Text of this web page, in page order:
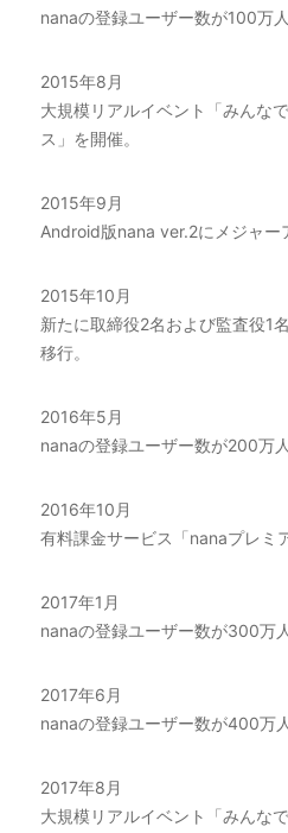
nanaの登録ユーザー数が100万人
2015年8月
大規模リアルイベント「みんな
ス」を開催。
2015年9月
Android版nana ver.2にメジャー
2015年10月
新たに取締役2名および監査役1
移行。
2016年5月
nanaの登録ユーザー数が200万人
2016年10月
有料課金サービス「nanaプレミ
2017年1月
nanaの登録ユーザー数が300万
2017年6月
nanaの登録ユーザー数が400万
2017年8月
大規模リアルイベント「みんな